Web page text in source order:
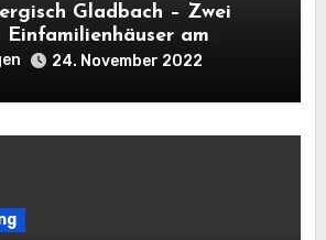
Gladbach – Zwei
Einfamilienhäuser am
24. November 2022